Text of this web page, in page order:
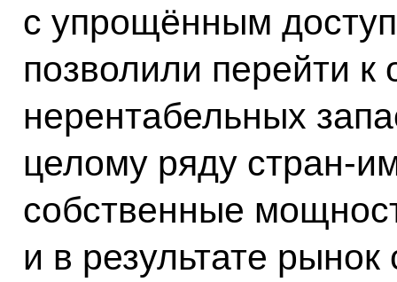
с упрощённым
позволили перейти
нерентабельных
целому ряду стран-
собственные
и в результате рынок